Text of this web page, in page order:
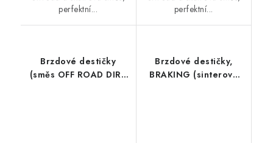
perfektní...
perfektní...
Brzdové destičky
(směs OFF ROAD DIRT
Brzdové destičky,
BRAKING (sinterová